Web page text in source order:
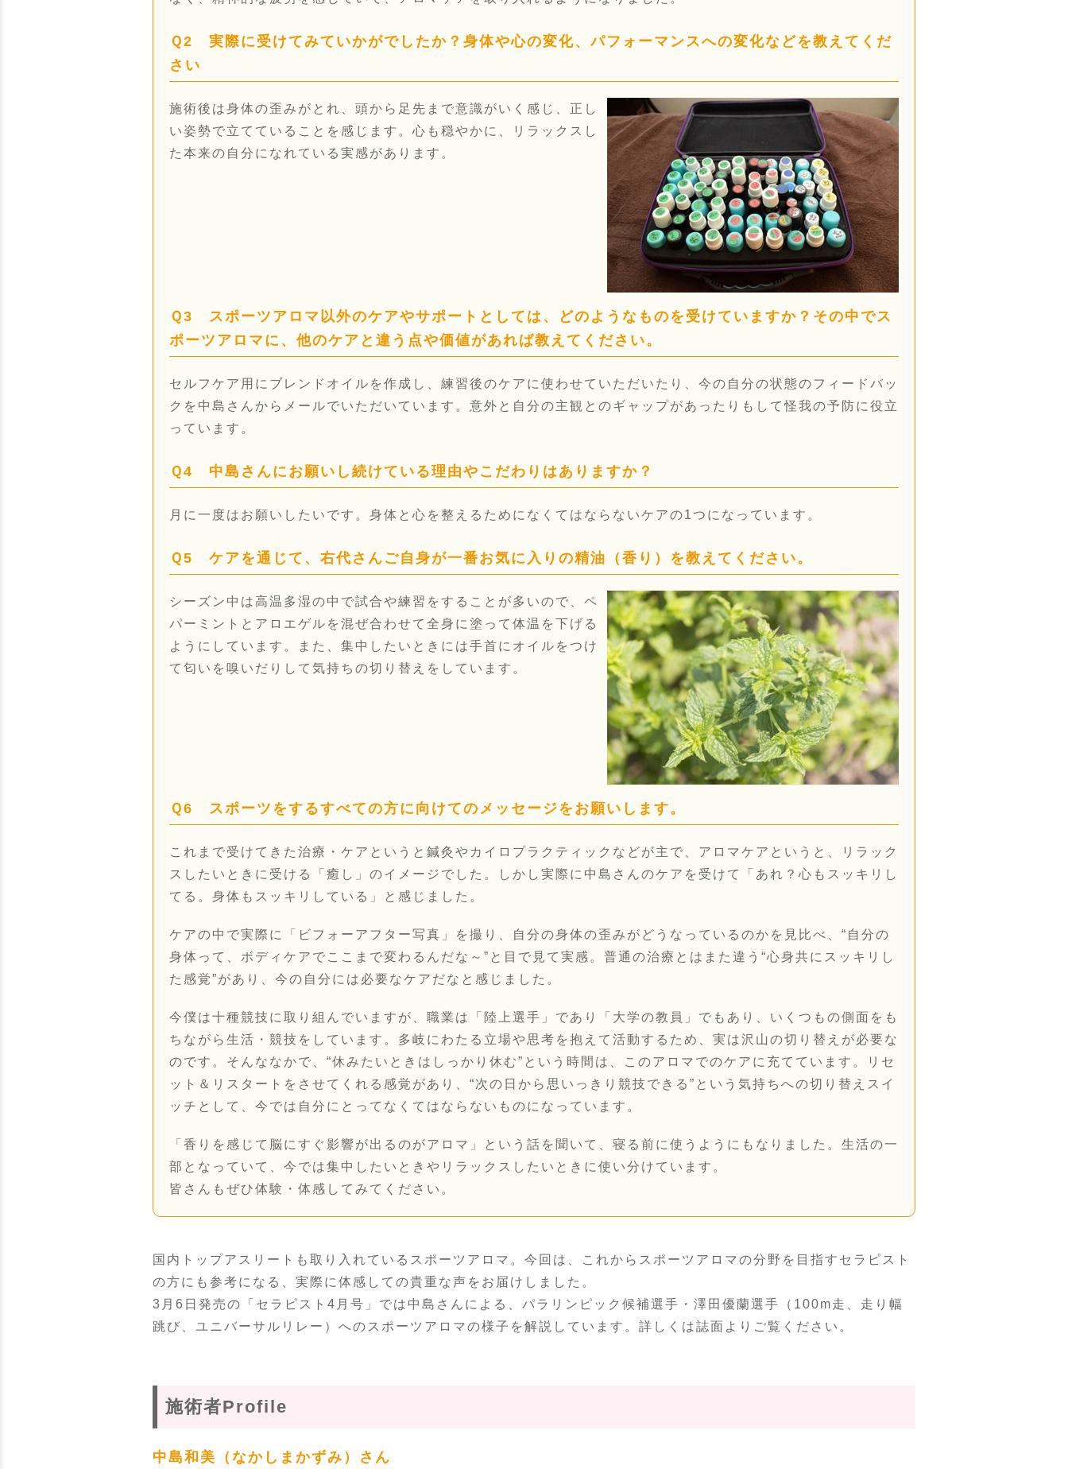
Ｑ2 実際に受けてみていかがでしたか？身体や心の変化、パフォーマンスへの変化などを教えてくだ
さい
施術後は身体の歪みがとれ、頭から足先まで意識がいく感じ、正し
い姿勢で立てていることを感じます。心も穏やかに、リラックスし
た本来の自分になれている実感があります。
Ｑ3 スポーツアロマ以外のケアやサポートとしては、どのようなものを受けていますか？その中でス
ポーツアロマに、他のケアと違う点や価値があれば教えてください。
セルフケア用にブレンドオイルを作成し、練習後のケアに使わせていただいたり、今の自分の状態のフィードバッ
クを中島さんからメールでいただいています。意外と自分の主観とのギャップがあったりもして怪我の予防に役立
っています。
Ｑ4 中島さんにお願いし続けている理由やこだわりはありますか？
月に一度はお願いしたいです。身体と心を整えるためになくてはならないケアの1つになっています。
Ｑ5 ケアを通じて、右代さんご自身が一番お気に入りの精油（香り）を教えてください。
シーズン中は高温多湿の中で試合や練習をすることが多いので、ペ
パーミントとアロエゲルを混ぜ合わせて全身に塗って体温を下げる
ようにしています。また、集中したいときには手首にオイルをつけ
て匂いを嗅いだりして気持ちの切り替えをしています。
Ｑ6 スポーツをするすべての方に向けてのメッセージをお願いします。
これまで受けてきた治療・ケアというと鍼灸やカイロプラクティックなどが主で、アロマケアというと、リラック
スしたいときに受ける「癒し」のイメージでした。しかし実際に中島さんのケアを受けて「あれ？心もスッキリし
てる。身体もスッキリしている」と感じました。
ケアの中で実際に「ビフォーアフター写真」を撮り、自分の身体の歪みがどうなっているのかを見比べ、“自分の
身体って、ボディケアでここまで変わるんだな～”と目で見て実感。普通の治療とはまた違う“心身共にスッキリし
た感覚”があり、今の自分には必要なケアだなと感じました。
今僕は十種競技に取り組んでいますが、職業は「陸上選手」であり「大学の教員」でもあり、いくつもの側面をも
ちながら生活・競技をしています。多岐にわたる立場や思考を抱えて活動するため、実は沢山の切り替えが必要な
のです。そんななかで、“休みたいときはしっかり休む”という時間は、このアロマでのケアに充てています。リセ
ット＆リスタートをさせてくれる感覚があり、“次の日から思いっきり競技できる”という気持ちへの切り替えスイ
ッチとして、今では自分にとってなくてはならないものになっています。
「香りを感じて脳にすぐ影響が出るのがアロマ」という話を聞いて、寝る前に使うようにもなりました。生活の一
部となっていて、今では集中したいときやリラックスしたいときに使い分けています。
皆さんもぜひ体験・体感してみてください。
国内トップアスリートも取り入れているスポーツアロマ。今回は、これからスポーツアロマの分野を目指すセラピスト
の方にも参考になる、実際に体感しての貴重な声をお届けしました。
3月6日発売の「セラピスト4月号」では中島さんによる、パラリンピック候補選手・澤田優蘭選手（100m走、走り幅
跳び、ユニバーサルリレー）へのスポーツアロマの様子を解説しています。詳しくは誌面よりご覧ください。
施術者Profile
中島和美（なかしまかずみ）さん